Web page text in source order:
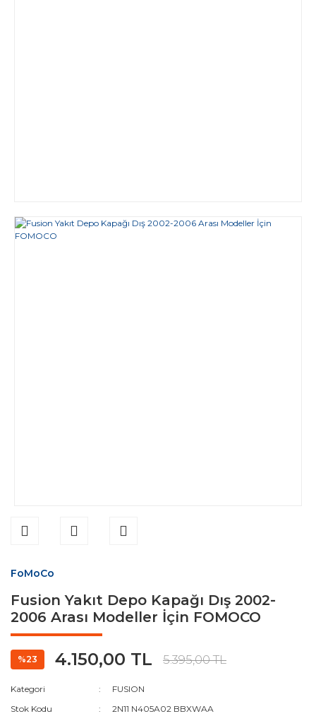
FoMoCo
Fusion Yakıt Depo Kapağı Dış 2002-
2006 Arası Modeller İçin FOMOCO
%23 4.150,00 TL 5.395,00 TL
Kategori
FUSION
Stok Kodu
2N11 N405A02 BBXWAA